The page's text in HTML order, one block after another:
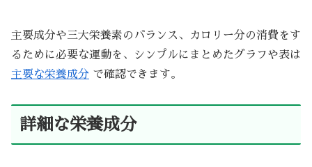
主要成分や三大栄養素のバランス、カロリー分の消費をす
るために必要な運動を、シンプルにまとめたグラフや表は
主要な栄養成分 で確認できます。
詳細な栄養成分